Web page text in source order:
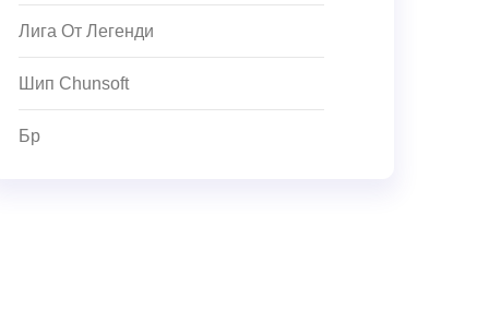
Лига От Легенди
Шип Chunsoft
Бр